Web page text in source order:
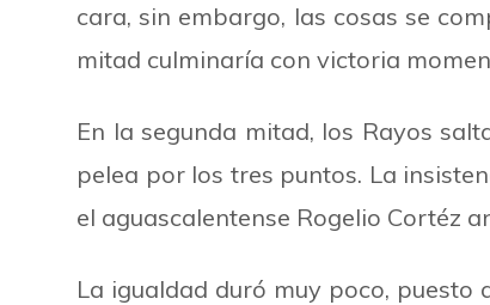
cara, sin embargo, las cosas se
mitad culminaría con victoria
En la segunda mitad, los Rayos
pelea por los tres puntos. La
el aguascalentense Rogelio Cortéz
La igualdad duró muy poco, puesto